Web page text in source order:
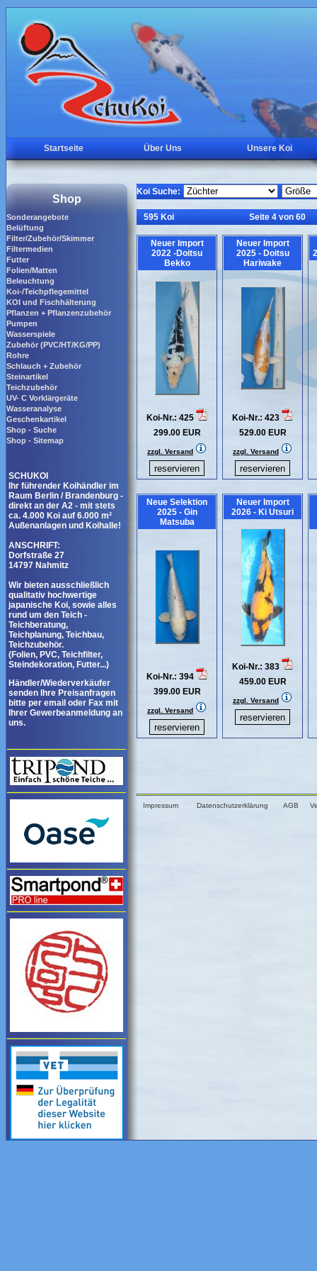
Startseite Über Uns Unsere Koi
Shop
Sonderangebote
Belüftung
Filter/Zubehör/Skimmer
Filtermedien
Futter
Folien/Matten
Beleuchtung
Koi-/Teichpflegemittel
KOI und Fischhälterung
Pflanzen + Pflanzenzubehör
Pumpen
Wasserspiele
Zubehör (PVC/HT/KG/PP)
Rohre
Schlauch + Zubehör
Steinartikel
Teichzubehör
UV- C Vorklärgeräte
Wasseranalyse
Geschenkartikel
Shop - Suche
Shop - Sitemap
SCHUKOI
Ihr führender Koihändler im
Raum Berlin / Brandenburg -
direkt an der A2 - mit stets
ca. 4.000 Koi auf 6.000 m²
Außenanlagen und Koihalle!
ANSCHRIFT:
Dorfstraße 27
14797 Nahmitz
Wir bieten ausschließlich
qualitativ hochwertige
japanische Koi, sowie alles
rund um den Teich -
Teichberatung,
Teichplanung, Teichbau,
Teichzubehör.
(Folien, PVC, Teichfilter,
Steindekoration, Futter...)
Händler/Wiederverkäufer
senden Ihre Preisanfragen
bitte per email oder Fax mit
Ihrer Gewerbeanmeldung an
uns.
Koi Suche:
595 Koi Seite 4 von 60
Neuer Import
2022 -Doitsu
Bekko
Koi-Nr.: 425
299.00 EUR
zzgl. Versand
Neuer Import
2025 - Doitsu
Hariwake
Koi-Nr.: 423
529.00 EUR
zzgl. Versand
Neue Selektion
2025 - Gin
Matsuba
Koi-Nr.: 394
399.00 EUR
zzgl. Versand
Neuer Import
2026 - Ki Utsuri
Koi-Nr.: 383
459.00 EUR
zzgl. Versand
Impressum Datenschutzerklärung AGB